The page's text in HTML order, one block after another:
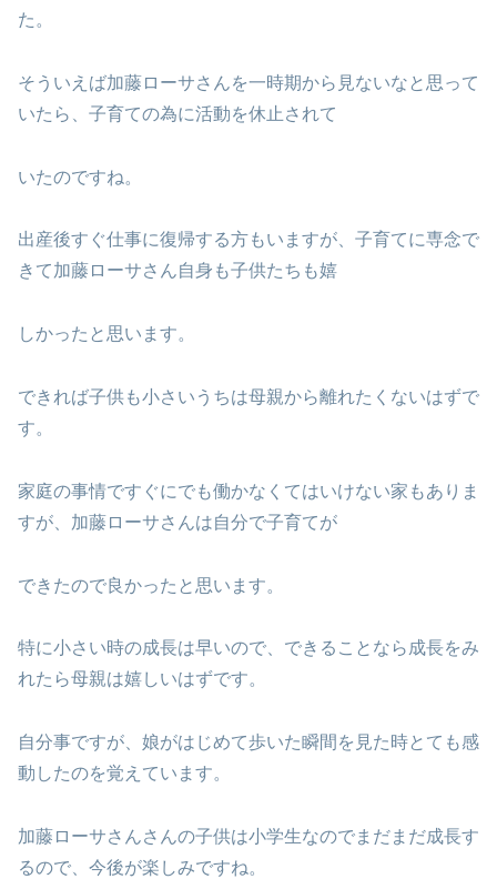
た。
そういえば加藤ローサさんを一時期から見ないなと思って
いたら、子育ての為に活動を休止されて
いたのですね。
出産後すぐ仕事に復帰する方もいますが、子育てに専念で
きて加藤ローサさん自身も子供たちも嬉
しかったと思います。
できれば子供も小さいうちは母親から離れたくないはずで
す。
家庭の事情ですぐにでも働かなくてはいけない家もありま
すが、加藤ローサさんは自分で子育てが
できたので良かったと思います。
特に小さい時の成長は早いので、できることなら成長をみ
れたら母親は嬉しいはずです。
自分事ですが、娘がはじめて歩いた瞬間を見た時とても感
動したのを覚えています。
加藤ローサさんさんの子供は小学生なのでまだまだ成長す
るので、今後が楽しみですね。